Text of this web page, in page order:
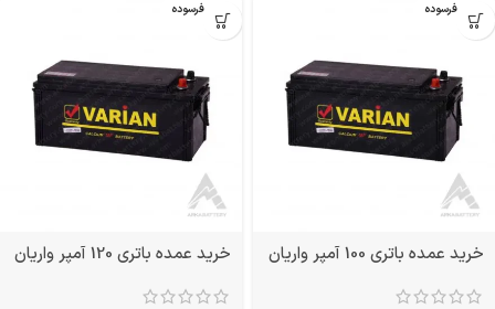
بدون فرسوده
خرید عمده باتری 100 آمپر واریان
بدون فرسوده
خرید عمده باتری 120 آمپر واریان